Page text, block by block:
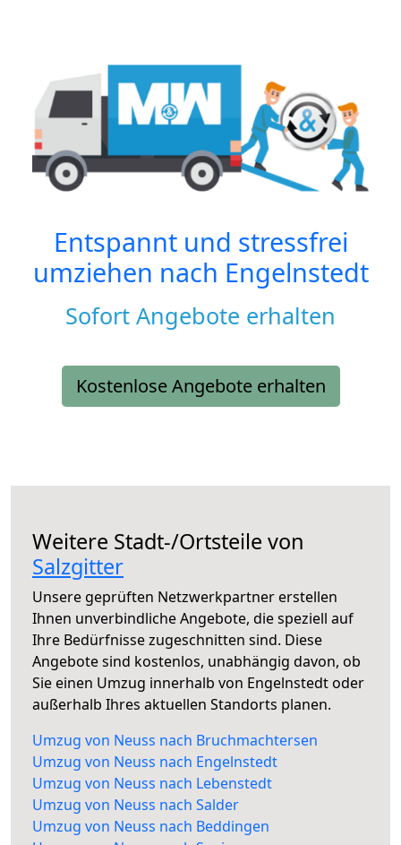
Entspannt und stressfrei
umziehen nach Engelnstedt
Sofort Angebote erhalten
Kostenlose Angebote erhalten
Weitere Stadt-/Ortsteile von
Salzgitter
Unsere geprüften Netzwerkpartner erstellen
Ihnen unverbindliche Angebote, die speziell auf
Ihre Bedürfnisse zugeschnitten sind. Diese
Angebote sind kostenlos, unabhängig davon, ob
Sie einen Umzug innerhalb von Engelnstedt oder
außerhalb Ihres aktuellen Standorts planen.
Umzug von Neuss nach Bruchmachtersen
Umzug von Neuss nach Engelnstedt
Umzug von Neuss nach Lebenstedt
Umzug von Neuss nach Salder
Umzug von Neuss nach Beddingen